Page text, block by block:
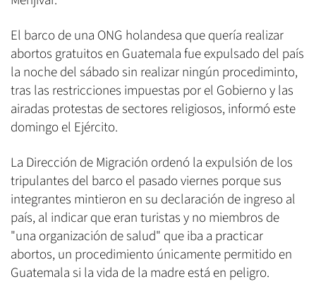
El barco de una ONG holandesa que quería realizar
abortos gratuitos en Guatemala fue expulsado del país
la noche del sábado sin realizar ningún procediminto,
tras las restricciones impuestas por el Gobierno y las
airadas protestas de sectores religiosos, informó este
domingo el Ejército.
La Dirección de Migración ordenó la expulsión de los
tripulantes del barco el pasado viernes porque sus
integrantes mintieron en su declaración de ingreso al
país, al indicar que eran turistas y no miembros de
"una organización de salud" que iba a practicar
abortos, un procedimiento únicamente permitido en
Guatemala si la vida de la madre está en peligro.